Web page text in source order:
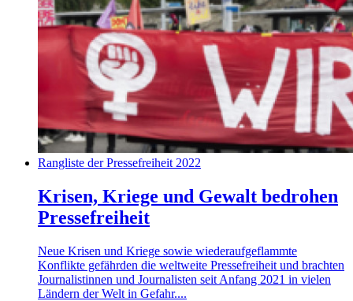
Rangliste der Pressefreiheit 2022
Krisen, Kriege und Gewalt bedrohen
Pressefreiheit
Neue Krisen und Kriege sowie wiederaufgeflammte
Konflikte gefährden die weltweite Pressefreiheit und brachten
Journalistinnen und Journalisten seit Anfang 2021 in vielen
Ländern der Welt in Gefahr....